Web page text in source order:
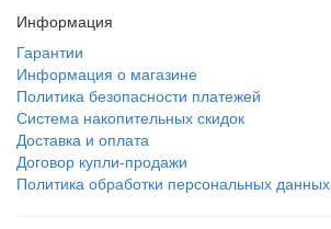
Информация
Гарантии
Информация о магазине
Политика безопасности платежей
Система накопительных скидок
Доставка и оплата
Договор купли-продажи
Политика обработки персональных данных